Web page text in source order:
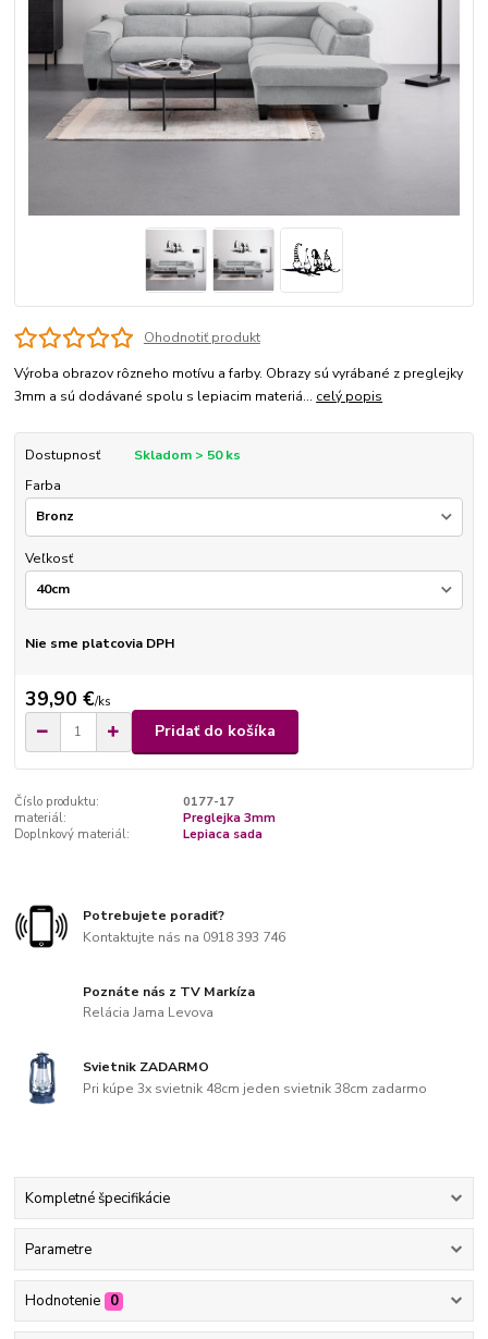
Ohodnotiť produkt
Výroba obrazov rôzneho motívu a farby. Obrazy sú vyrábané z preglejky
3mm a sú dodávané spolu s lepiacim materiá... celý popis
Dostupnosť
Skladom > 50 ks
Farba
Veľkosť
Nie sme platcovia DPH
39,90 €/ks
Pridať do košíka
Číslo produktu:
0177-17
materiál:
Preglejka 3mm
Doplnkový materiál:
Lepiaca sada
Potrebujete poradiť?
Kontaktujte nás na 0918 393 746
Poznáte nás z TV Markíza
Relácia Jama Levova
Svietnik ZADARMO
Pri kúpe 3x svietnik 48cm jeden svietnik 38cm zadarmo
Kompletné špecifikácie
Parametre
Hodnotenie 0